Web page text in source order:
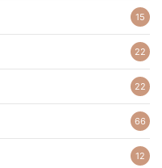
15
22
22
66
12